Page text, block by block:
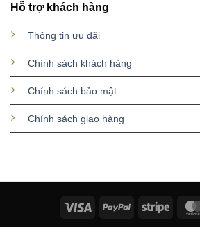
Hỗ trợ khách hàng
Thông tin ưu đãi
Chính sách khách hàng
Chính sách bảo mật
Chính sách giao hàng